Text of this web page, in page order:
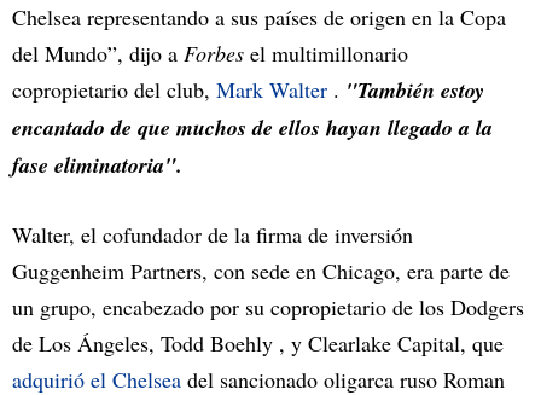
Chelsea representando a sus países de origen en la Copa
del Mundo”, dijo a Forbes el multimillonario
copropietario del club, Mark Walter . "También estoy
encantado de que muchos de ellos hayan llegado a la
fase eliminatoria".
Walter, el cofundador de la firma de inversión
Guggenheim Partners, con sede en Chicago, era parte de
un grupo, encabezado por su copropietario de los Dodgers
de Los Ángeles, Todd Boehly , y Clearlake Capital, que
adquirió el Chelsea del sancionado oligarca ruso Roman